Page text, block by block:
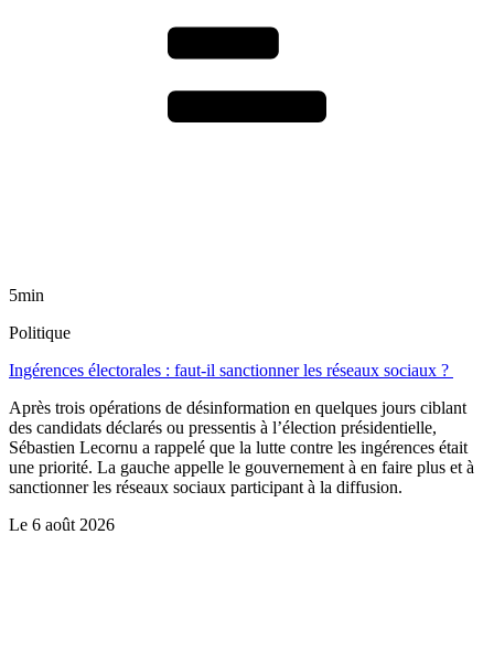
5min
Politique
Ingérences électorales : faut-il sanctionner les réseaux sociaux ?
Après trois opérations de désinformation en quelques jours ciblant
des candidats déclarés ou pressentis à l’élection présidentielle,
Sébastien Lecornu a rappelé que la lutte contre les ingérences était
une priorité. La gauche appelle le gouvernement à en faire plus et à
sanctionner les réseaux sociaux participant à la diffusion.
Le 6 août 2026